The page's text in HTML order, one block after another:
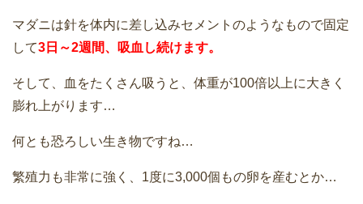
マダニは針を体内に差し込みセメントのようなもので固定
して3日～2週間、吸血し続けます。
そして、血をたくさん吸うと、体重が100倍以上に大きく
膨れ上がります…
何とも恐ろしい生き物ですね…
繁殖力も非常に強く、1度に3,000個もの卵を産むとか…